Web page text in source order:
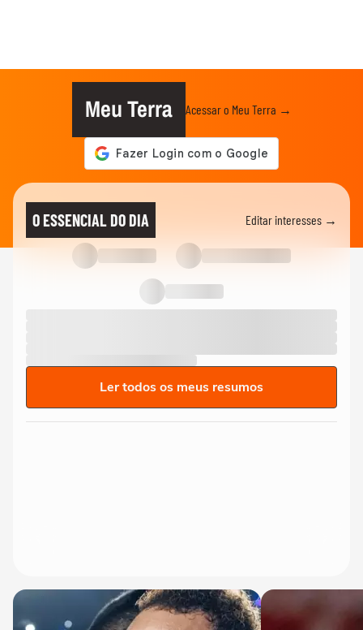
Meu Terra Acessar o Meu Terra →
O ESSENCIAL DO DIA Editar interesses →
Ler todos os meus resumos